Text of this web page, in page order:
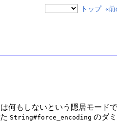
トップ «前
何もしないという隠居モード
String#force_encoding のダ